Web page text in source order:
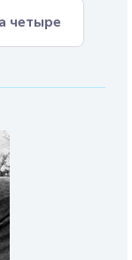
четыре